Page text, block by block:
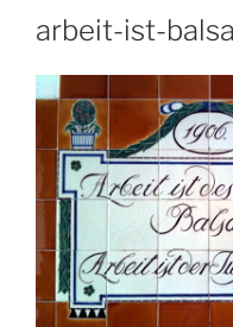
arbeit-ist-